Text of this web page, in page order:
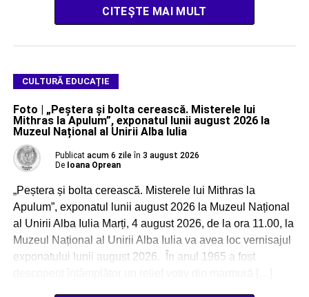
CITEȘTE MAI MULT
CULTURĂ EDUCAȚIE
Foto | „Peștera și bolta cerească. Misterele lui
Mithras la Apulum”, exponatul lunii august 2026 la
Muzeul Național al Unirii Alba Iulia
Publicat acum 6 zile în 3 august 2026
De Ioana Oprean
„Peștera și bolta cerească. Misterele lui Mithras la
Apulum”, exponatul lunii august 2026 la Muzeul Național
al Unirii Alba Iulia Marți, 4 august 2026, de la ora 11.00, la
Muzeul Național al Unirii Alba Iulia va avea loc vernisajul
exponatului lunii august 2026. În anul 1965 a fost